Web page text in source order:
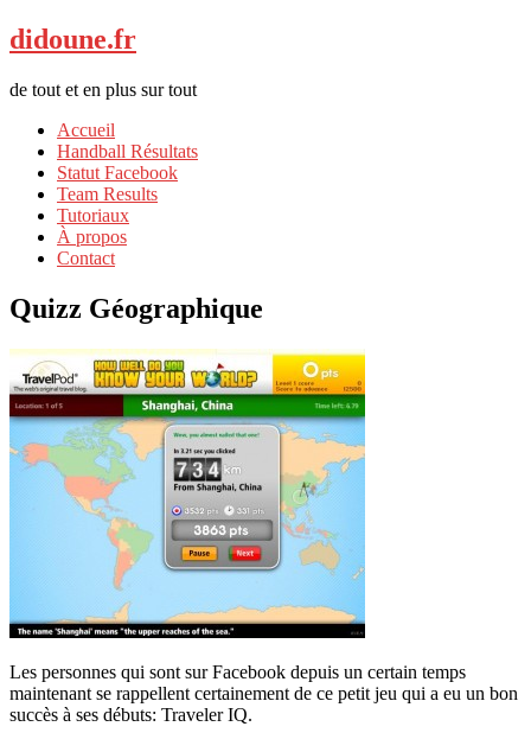
didoune.fr
de tout et en plus sur tout
Accueil
Handball Résultats
Statut Facebook
Team Results
Tutoriaux
À propos
Contact
Quizz Géographique
Les personnes qui sont sur Facebook depuis un certain temps
maintenant se rappellent certainement de ce petit jeu qui a eu un bon
succès à ses débuts: Traveler IQ.